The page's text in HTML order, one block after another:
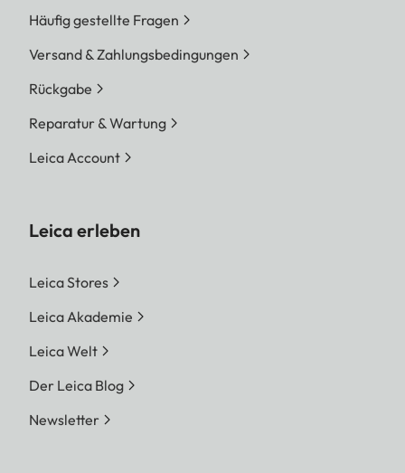
Häufig gestellte Fragen
Versand & Zahlungsbedingungen
Rückgabe
Reparatur & Wartung
Leica Account
Leica erleben
Leica Stores
Leica Akademie
Leica Welt
Der Leica Blog
Newsletter